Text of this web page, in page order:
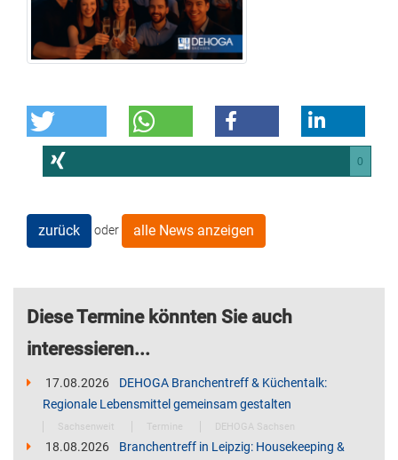
0
zurück oder alle News anzeigen
Diese Termine könnten Sie auch
interessieren...
17.08.2026
DEHOGA Branchentreff & Küchentalk:
Regionale Lebensmittel gemeinsam gestalten
Sachsenweit Termine DEHOGA Sachsen
18.08.2026
Branchentreff in Leipzig: Housekeeping &